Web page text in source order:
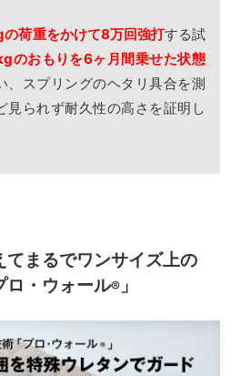
荷重をかけて8万回強打する試
のおもりを6ヶ月間乗せた状態
、スプリングのヘタリ具合を測
見られず耐久性の高さを証明し
てまるでワンサイズ上の
ロ・ウォール®」